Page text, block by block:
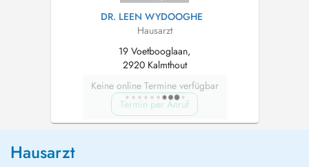
DR. LEEN WYDOOGHE
Hausarzt
19 Voetbooglaan,
2920 Kalmthout
Keine online Termine verfügbar
Termin per Anruf
Hausarzt